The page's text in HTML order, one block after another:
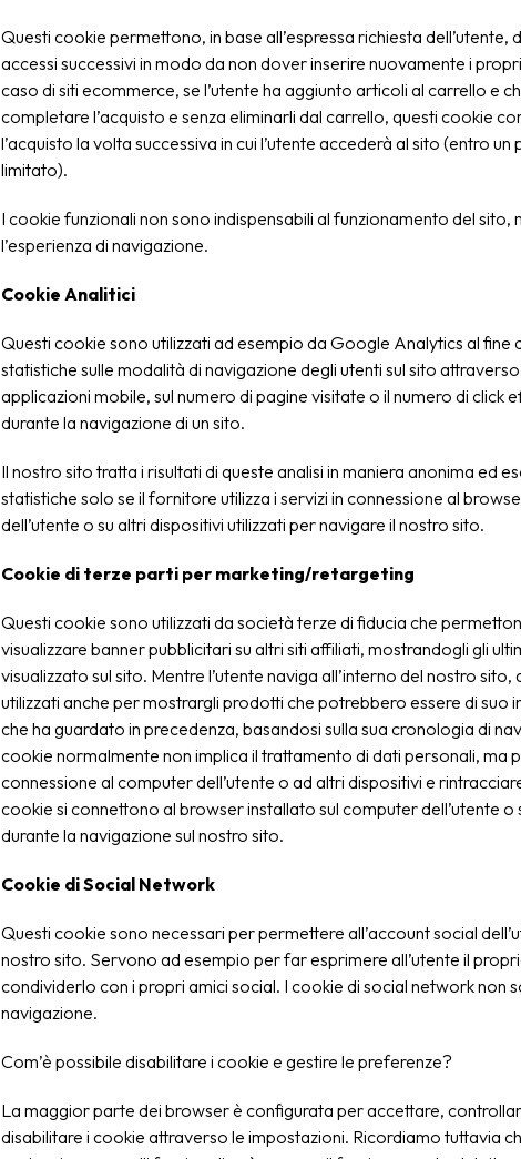
Questi cookie permettono, in base all’espressa richiesta dell’utente,
accessi successivi in modo da non dover inserire nuovamente i
caso di siti e­commerce, se l’utente ha aggiunto articoli al carrello e
completare l’acquisto e senza eliminarli dal carrello, questi cookie
l’acquisto la volta successiva in cui l’utente accederà al sito (entro
limitato).
I cookie funzionali non sono indispensabili al funzionamento del sito,
l’esperienza di navigazione.
Cookie Analitici
Questi cookie sono utilizzati ad esempio da Google Analytics al fine
statistiche sulle modalità di navigazione degli utenti sul sito
applicazioni mobile, sul numero di pagine visitate o il numero di click
durante la navigazione di un sito.
Il nostro sito tratta i risultati di queste analisi in maniera anonima ed
statistiche solo se il fornitore utilizza i servizi in connessione al
dell’utente o su altri dispositivi utilizzati per navigare il nostro sito.
Cookie di terze parti per marketing/retargeting
Questi cookie sono utilizzati da società terze di fiducia che
visualizzare banner pubblicitari su altri siti affiliati, mostrandogli gli
visualizzato sul sito. Mentre l’utente naviga all’interno del nostro
utilizzati anche per mostrargli prodotti che potrebbero essere di suo
che ha guardato in precedenza, basandosi sulla sua cronologia di
cookie normalmente non implica il trattamento di dati personali, ma
connessione al computer dell’utente o ad altri dispositivi e
cookie si connettono al browser installato sul computer dell’utente o
durante la navigazione sul nostro sito.
Cookie di Social Network
Questi cookie sono necessari per permettere all’account social
nostro sito. Servono ad esempio per far esprimere all’utente il
condividerlo con i propri amici social. I cookie di social network non
navigazione.
Com’è possibile disabilitare i cookie e gestire le preferenze?
La maggior parte dei browser è configurata per accettare,
disabilitare i cookie attraverso le impostazioni. Ricordiamo tuttavia